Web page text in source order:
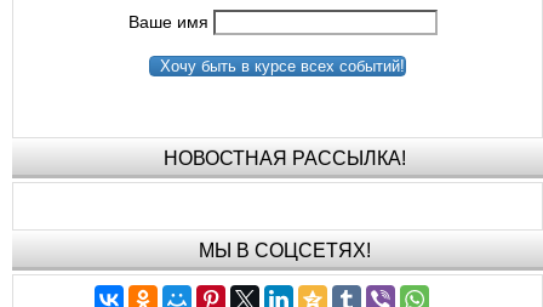
Ваше имя
Хочу быть в курсе всех событий!
НОВОСТНАЯ РАССЫЛКА!
МЫ В СОЦСЕТЯХ!